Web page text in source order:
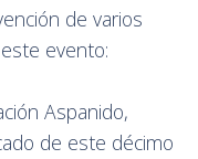
de varios
evento:
Aspanido,
de este décimo